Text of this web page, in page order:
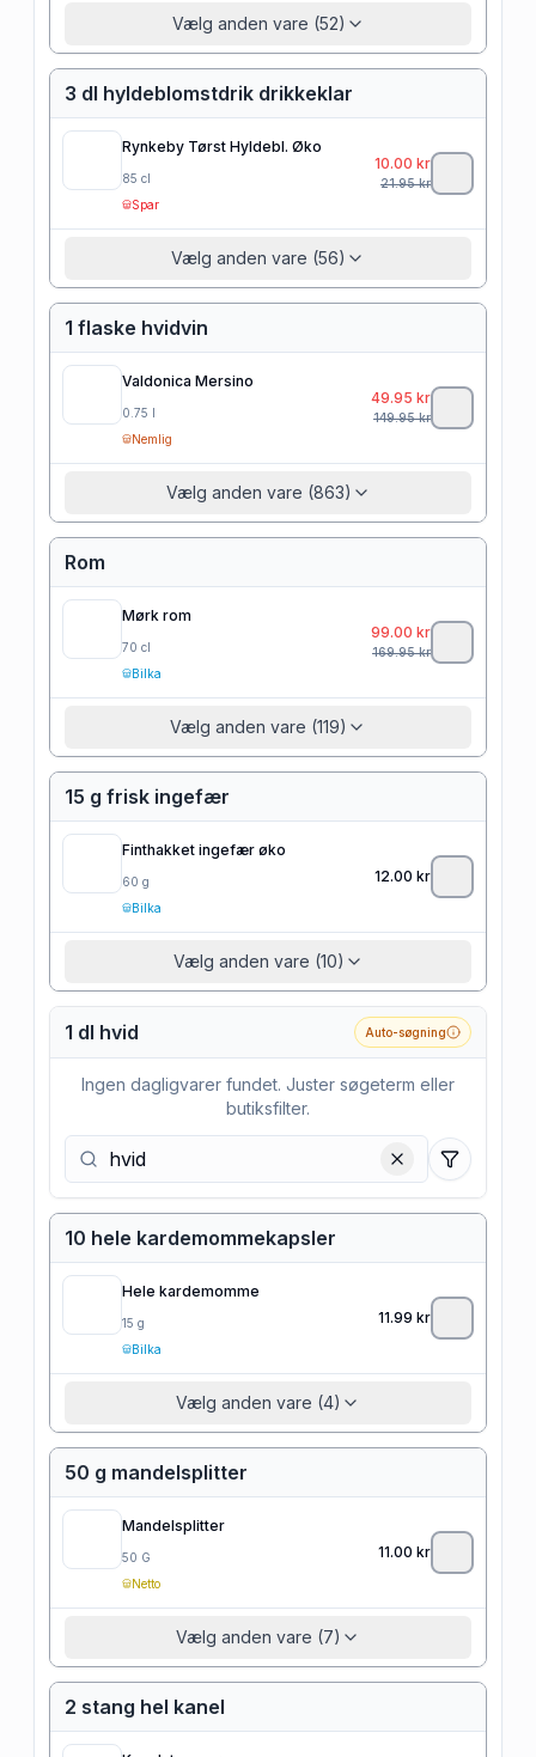
Vælg anden vare (52)
3 dl hyldeblomstdrik drikkeklar
Rynkeby Tørst Hyldebl. Øko
85 cl
Spar
10.00 kr
21.95kr
Vælg anden vare (56)
1 flaske hvidvin
Valdonica Mersino
0.75 l
Nemlig
49.95 kr
149.95kr
Vælg anden vare (863)
Rom
Mørk rom
70 cl
Bilka
99.00 kr
169.95kr
Vælg anden vare (119)
15 g frisk ingefær
Finthakket ingefær øko
60 g
Bilka
12.00 kr
Vælg anden vare (10)
1 dl hvid Auto-søgning
Ingen dagligvarer fundet. Juster søgeterm eller
butiksfilter.
Filtre
10 hele kardemommekapsler
Hele kardemomme
15 g
Bilka
11.99 kr
Vælg anden vare (4)
50 g mandelsplitter
Mandelsplitter
50 G
Netto
11.00 kr
Vælg anden vare (7)
2 stang hel kanel